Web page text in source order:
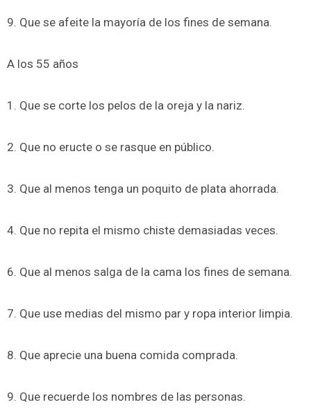
9. Que se afeite la mayoría de los fines de semana.
A los 55 años
1. Que se corte los pelos de la oreja y la nariz.
2. Que no eructe o se rasque en público.
3. Que al menos tenga un poquito de plata ahorrada.
4. Que no repita el mismo chiste demasiadas veces.
6. Que al menos salga de la cama los fines de semana.
7. Que use medias del mismo par y ropa interior limpia.
8. Que aprecie una buena comida comprada.
9. Que recuerde los nombres de las personas.